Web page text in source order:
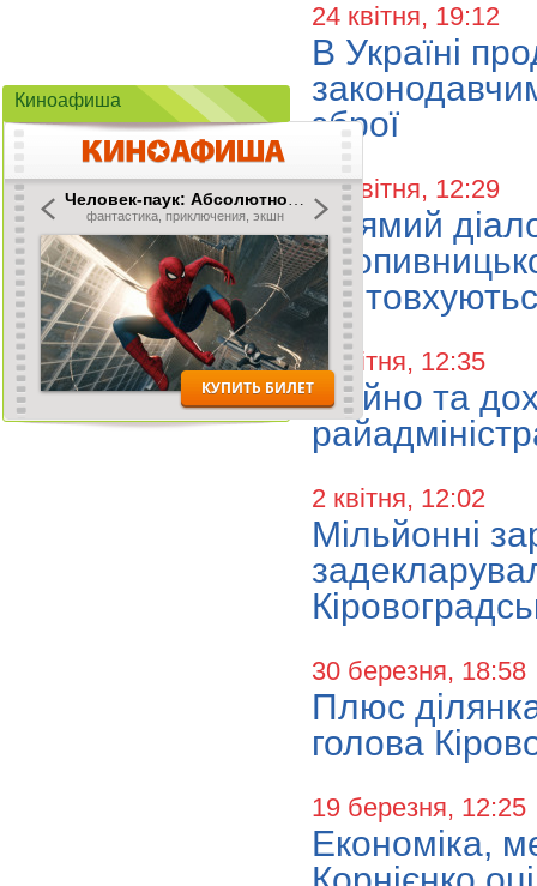
24 квітня, 19:12
В Україні
зброї
16 квітня, 12:29
Прямий
2 квітня, 12:35
Майно та
2 квітня, 12:02
Мільйонні
30 березня, 18:58
Плюс
голова
19 березня, 12:25
Економіка,
Киноафиша